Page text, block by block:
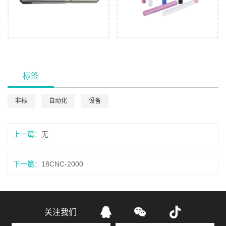
标签
非标 自动化 设备
上一篇： 无
下一篇： 18CNC-2000
关注我们   